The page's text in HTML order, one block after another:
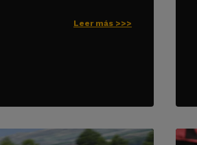
Leer más >>>